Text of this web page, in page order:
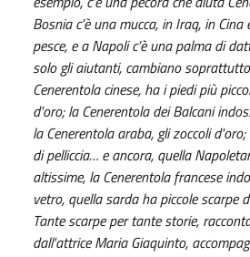
Bosnia c’è una mucca, in Iraq, in Cina
pesce, e a Napoli c’è una palma di
solo gli aiutanti, cambiano
Cenerentola cinese, ha i piedi più
d'oro; la Cenerentola dei Balcani
la Cenerentola araba, gli zoccoli
di pelliccia… e ancora, quella
altissime, la Cenerentola francese
vetro, quella sarda ha piccole scarpe
Tante scarpe per tante storie,
dall'attrice Maria Giaquinto,